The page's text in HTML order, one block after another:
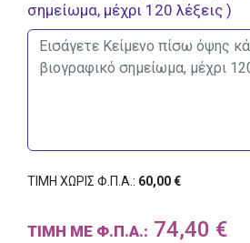
σημείωμα, μέχρι 120 λέξεις )
ΤΙΜΗ ΧΩΡΙΣ Φ.Π.Α.: 60,00 €
ΤΙΜΗ ΜΕ Φ.Π.Α.: 74,40 €